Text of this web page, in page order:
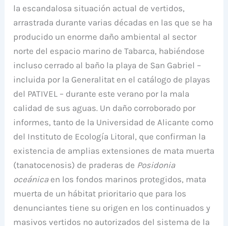
la escandalosa situación actual de vertidos,
arrastrada durante varias décadas en las que se ha
producido un enorme daño ambiental al sector
norte del espacio marino de Tabarca, habiéndose
incluso cerrado al baño la playa de San Gabriel –
incluida por la Generalitat en el catálogo de playas
del PATIVEL – durante este verano por la mala
calidad de sus aguas. Un daño corroborado por
informes, tanto de la Universidad de Alicante como
del Instituto de Ecología Litoral, que confirman la
existencia de amplias extensiones de mata muerta
(tanatocenosis) de praderas de Posidonia
oceánicaen los fondos marinos protegidos, mata
muerta de un hábitat prioritario que para los
denunciantes tiene su origen en los continuados y
masivos vertidos no autorizados del sistema de la